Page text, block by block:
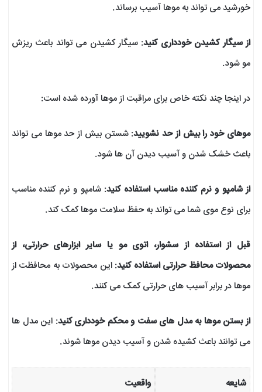
خورشید می تواند به موها آسیب برساند.
از سیگار کشیدن خودداری کنید: سیگار کشیدن می تواند باعث ریزش
مو شود.
در اینجا چند نکته خاص برای مراقبت از موها آورده شده است:
موهای خود را بیش از حد نشویید: شستن بیش از حد موها می تواند
باعث خشک شدن و آسیب دیدن آن ها شود.
از شامپو و نرم کننده مناسب استفاده کنید: شامپو و نرم کننده مناسب
برای نوع موی شما می تواند به حفظ سلامت موها کمک کند.
قبل از استفاده از سشوار، اتوی مو یا سایر ابزارهای حرارتی، از
محصولات محافظ حرارتی استفاده کنید: این محصولات به محافظت از
موها در برابر آسیب های حرارتی کمک می کنند.
از بستن موها به مدل های سفت و محکم خودداری کنید: این مدل ها
می توانند باعث کشیده شدن و آسیب دیدن موها شوند.
شایعه واقعیت